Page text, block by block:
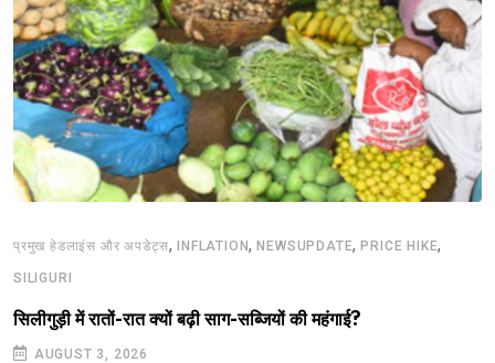
प्रमुख हेडलाइंस और अपडेट्स,INFLATION,NEWSUPDATE,PRICE HIKE,
SILIGURI
सिलीगुड़ी में रातों-रात क्यों बढ़ी साग-सब्जियों की महंगाई?
AUGUST 3, 2026